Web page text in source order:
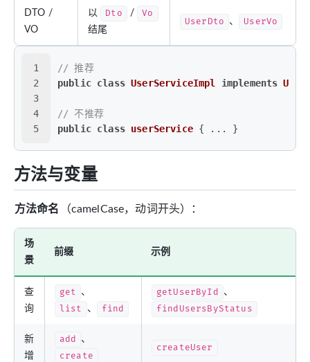
DTO /
VO
以 Dto / Vo
结尾
UserDto 、 UserVo
1
2
3
4
5
// 推荐
public class UserServiceImpl implements
// 不推荐
public class userService { ... }
方法与变量
方法命名 （camelCase，动词开头）：
场
景
前缀 示例
查
询
get 、
list 、 find
getUserById 、
findUsersByStatus
新
增
add 、
create
createUser